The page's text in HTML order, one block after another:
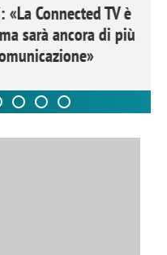
Connected TV è
sarà ancora di più